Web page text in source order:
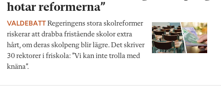
hotar reformerna”
VALDEBATT Regeringens stora skolreformer
riskerar att drabba fristående skolor extra
hårt, om deras skolpeng blir lägre. Det skriver
30 rektorer i friskola: ”Vi kan inte trolla med
knäna”.